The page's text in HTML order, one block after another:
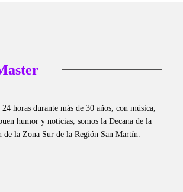
horas durante más de 30 años, con música,
humor y noticias, somos la Decana de la
de la Zona Sur de la Región San Martín.